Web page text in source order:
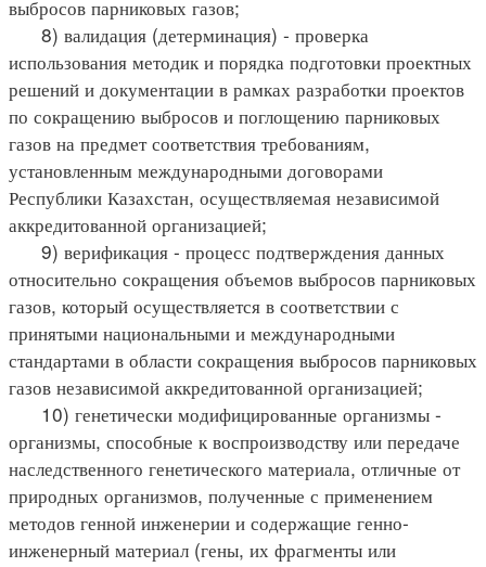
выбросов парниковых газов;
8) валидация (детерминация) - проверка
использования методик и порядка подготовки проектных
решений и документации в рамках разработки проектов
по сокращению выбросов и поглощению парниковых
газов на предмет соответствия требованиям,
установленным международными договорами
Республики Казахстан, осуществляемая независимой
аккредитованной организацией;
9) верификация - процесс подтверждения данных
относительно сокращения объемов выбросов парниковых
газов, который осуществляется в соответствии с
принятыми национальными и международными
стандартами в области сокращения выбросов парниковых
газов независимой аккредитованной организацией;
10) генетически модифицированные организмы -
организмы, способные к воспроизводству или передаче
наследственного генетического материала, отличные от
природных организмов, полученные с применением
методов генной инженерии и содержащие генно-
инженерный материал (гены, их фрагменты или